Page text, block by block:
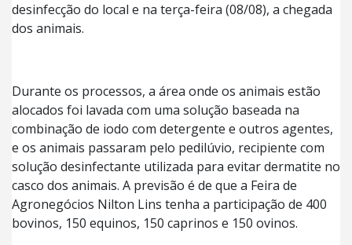
desinfecção do local e na terça-feira (08/08), a chegada
dos animais.
Durante os processos, a área onde os animais estão
alocados foi lavada com uma solução baseada na
combinação de iodo com detergente e outros agentes,
e os animais passaram pelo pedilúvio, recipiente com
solução desinfectante utilizada para evitar dermatite no
casco dos animais. A previsão é de que a Feira de
Agronegócios Nilton Lins tenha a participação de 400
bovinos, 150 equinos, 150 caprinos e 150 ovinos.